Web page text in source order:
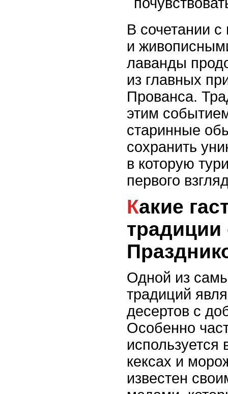
В сочетании с
и
лаванды
из главных
Прованса.
этим
старинные
сохранить
в которую
первого
Какие гастрономические
традиции
Одной из
традиций
десертов с
Особенно
используется
кексах и
известен